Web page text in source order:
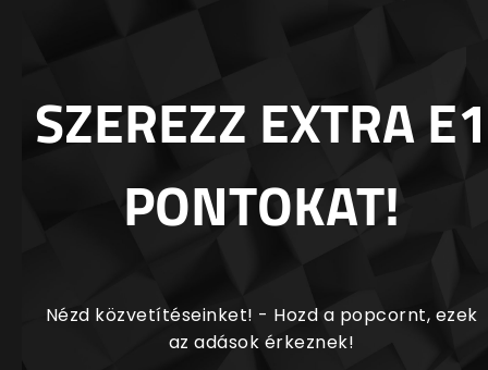
SZEREZZ EXTRA E1
PONTOKAT!
Nézd közvetítéseinket! - Hozd a popcornt, ezek
az adások érkeznek!